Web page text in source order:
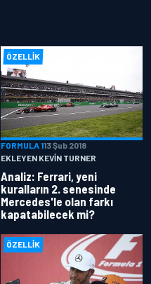
ÖZELLIK
FORMULA 113 Şub 2018
EKLEYEN KEVIN TURNER
Analiz: Ferrari, yeni
kuralların 2. senesinde
Mercedes'le olan farkı
kapatabilecek mi?
ÖZELLIK